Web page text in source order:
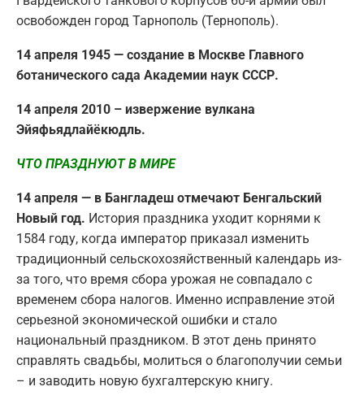
освобожден город Тарнополь (Тернополь).
14 апреля 1945 — создание в Москве Главного
ботанического сада Академии наук СССР.
14 апреля 2010 – извержение вулкана
Эйяфьядлайёкюдль.
ЧТО ПРАЗДНУЮТ В МИРЕ
14 апреля — в Бангладеш отмечают Бенгальский
Новый год. История праздника уходит корнями к
1584 году, когда император приказал изменить
традиционный сельскохозяйственный календарь из-
за того, что время сбора урожая не совпадало с
временем сбора налогов. Именно исправление этой
серьезной экономической ошибки и стало
национальный праздником. В этот день принято
справлять свадьбы, молиться о благополучии семьи
– и заводить новую бухгалтерскую книгу.